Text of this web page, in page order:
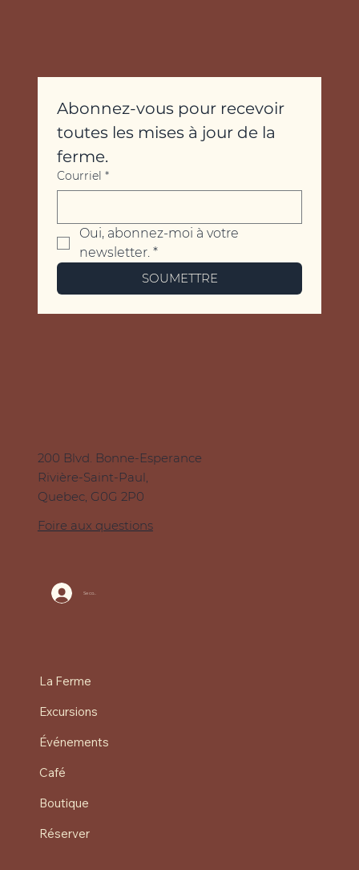
Abonnez-vous pour recevoir
toutes les mises à jour de la
ferme.
Courriel *
Oui, abonnez-moi à votre
newsletter. *
SOUMETTRE
200 Blvd. Bonne-Esperance
Rivière-Saint-Paul,
Quebec, G0G 2P0
Foire aux questions
Se connecter
La Ferme
Excursions
Événements
Café
Boutique
Réserver